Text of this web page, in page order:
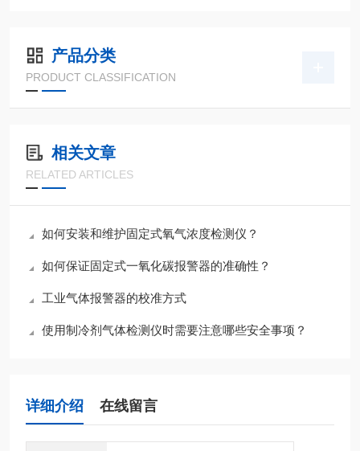
产品分类
PRODUCT CLASSIFICATION
相关文章
RELATED ARTICLES
如何安装和维护固定式氧气浓度检测仪？
如何保证固定式一氧化碳报警器的准确性？
工业气体报警器的校准方式
使用制冷剂气体检测仪时需要注意哪些安全事项？
详细介绍 在线留言